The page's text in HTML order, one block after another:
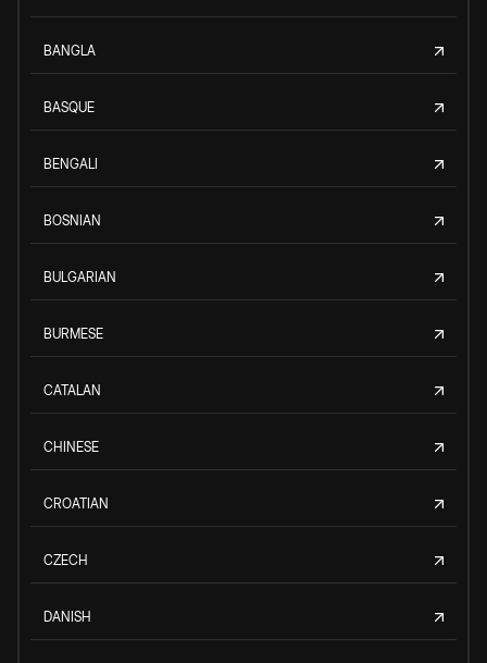
BANGLA
BASQUE
BENGALI
BOSNIAN
BULGARIAN
BURMESE
CATALAN
CHINESE
CROATIAN
CZECH
DANISH